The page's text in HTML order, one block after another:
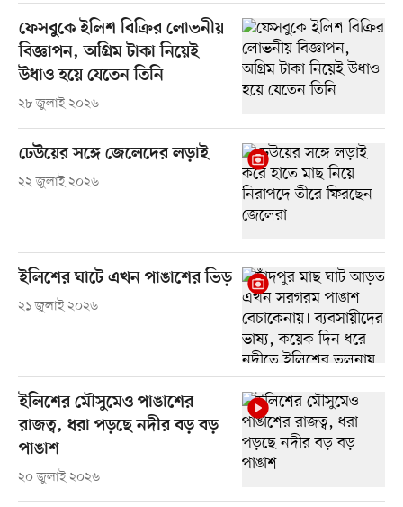
ফেসবুকে ইলিশ বিক্রির লোভনীয়
বিজ্ঞাপন, অগ্রিম টাকা নিয়েই
উধাও হয়ে যেতেন তিনি
২৮ জুলাই ২০২৬
ঢেউয়ের সঙ্গে জেলেদের লড়াই
২২ জুলাই ২০২৬
ইলিশের ঘাটে এখন পাঙাশের ভিড়
২১ জুলাই ২০২৬
ইলিশের মৌসুমেও পাঙাশের
রাজত্ব, ধরা পড়ছে নদীর বড় বড়
পাঙাশ
২০ জুলাই ২০২৬